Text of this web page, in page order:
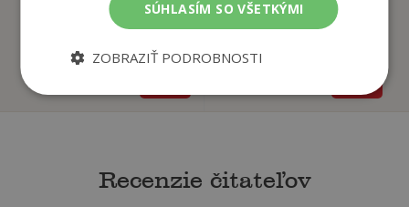
Časozber
F. Langstein
Zápisník pravdy
Pooleyová Clare
Recenzie čitateľov
SÚHLASÍM SO VŠETKÝMI
ZOBRAZIŤ PODROBNOSTI